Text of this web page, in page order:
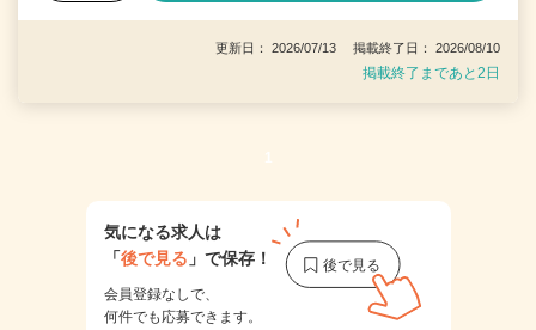
更新日： 2026/07/13 掲載終了日： 2026/08/10
掲載終了まであと2日
1
気になる求人は
「後で見る 」で保存！
会員登録なしで、
何件でも応募できます。